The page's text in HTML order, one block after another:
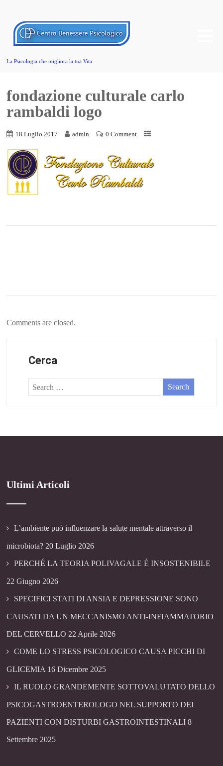
La Psicologia che migliora la tua Vita
fondazione culturale carlo
rambaldi logo
18 Luglio 2017 admin 0 Comment
Comments are closed.
Cerca
Ultimi Articoli
L’ambiente può influenzare la salute mentale attraverso il
microbiota? 20 Luglio 2026
PERCHÉ LA TEORIA POLIVAGALE É INSOSTENIBILE
22 Giugno 2026
SPECIFICI STATI DI ANSIA E DEPRESSIONE SONO
CAUSATI DA UN MECCANISMO ANTI-INFIAMMATORIO
DEL CERVELLO 22 Aprile 2026
COME LO STRESS PSICOLOGICO CAUSA PICCHI DI
GLICEMIA 16 Dicembre 2025
IL RUOLO GRANDEMENTE SOTTOVALUTATO DELLO
PSICOGASTROENTEROLOGO NEL SUPPORTO DEI
PAZIENTI CON DISTURBI GASTROINTESTINALI 8
Settembre 2025